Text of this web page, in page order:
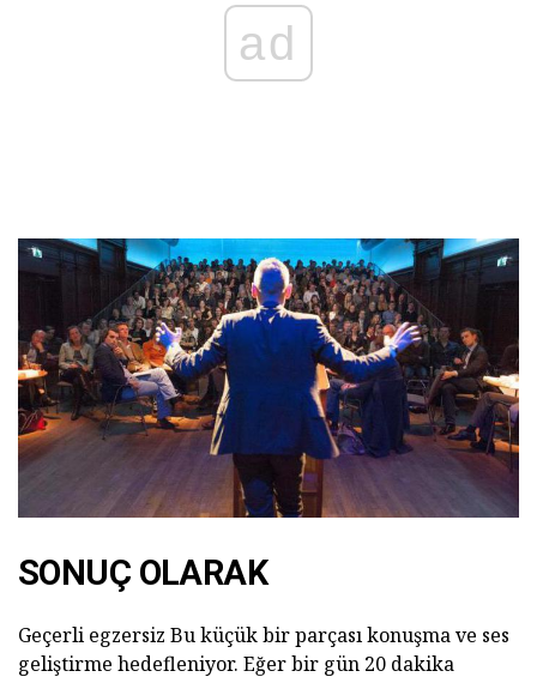
ad
SONUÇ OLARAK
Geçerli egzersiz Bu küçük bir parçası konuşma ve ses
geliştirme hedefleniyor. Eğer bir gün 20 dakika